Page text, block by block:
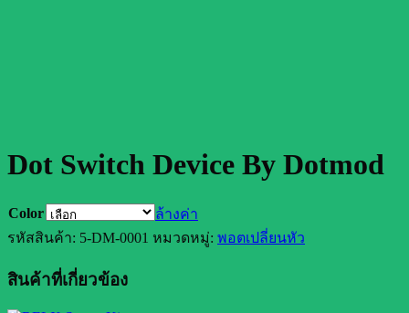
Dot Switch Device By Dotmod
Color
ล้างค่า
รหัสสินค้า: 5-DM-0001 หมวดหมู่: พอตเปลี่ยนหัว
สินค้าที่เกี่ยวข้อง